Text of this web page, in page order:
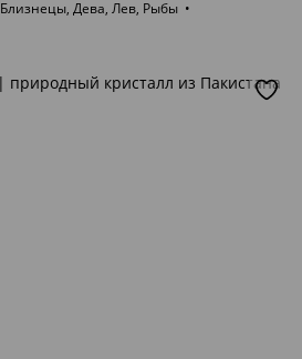
Близнецы, Дева, Лев, Рыбы